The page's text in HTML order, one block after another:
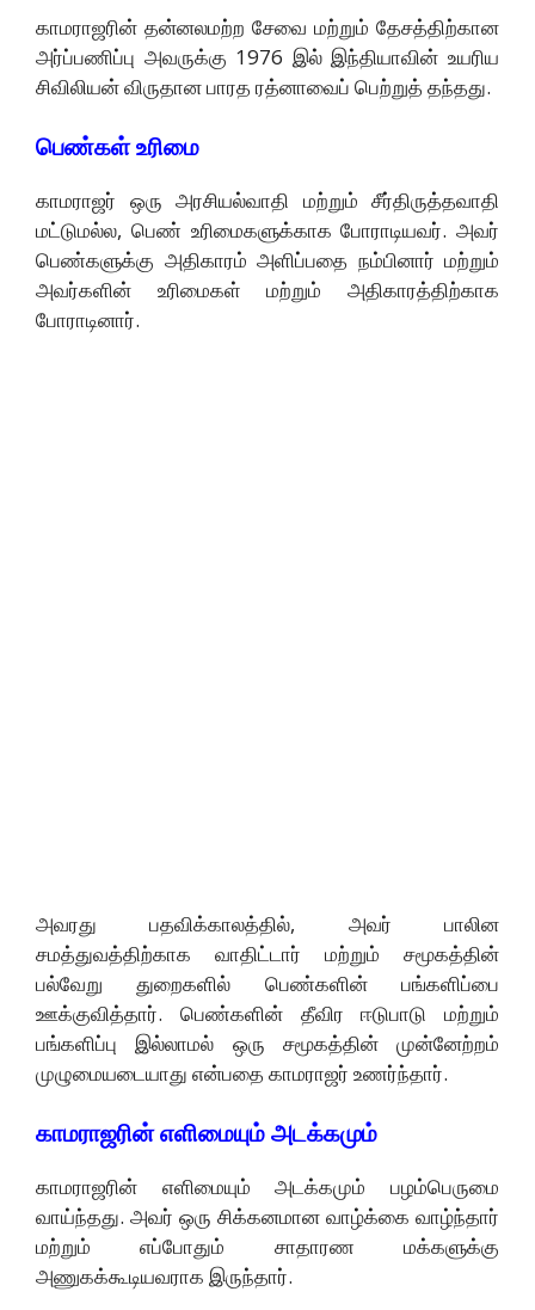
காமராஜரின் தன்னலமற்ற சேவை மற்றும் தேசத்திற்கான
அர்ப்பணிப்பு அவருக்கு 1976 இல் இந்தியாவின் உயரிய
சிவிலியன் விருதான பாரத ரத்னாவைப் பெற்றுத் தந்தது.
பெண்கள் உரிமை
காமராஜர் ஒரு அரசியல்வாதி மற்றும் சீர்திருத்தவாதி
மட்டுமல்ல, பெண் உரிமைகளுக்காக போராடியவர். அவர்
பெண்களுக்கு அதிகாரம் அளிப்பதை நம்பினார் மற்றும்
அவர்களின் உரிமைகள் மற்றும் அதிகாரத்திற்காக
போராடினார்.
அவரது பதவிக்காலத்தில், அவர் பாலின
சமத்துவத்திற்காக வாதிட்டார் மற்றும் சமூகத்தின்
பல்வேறு துறைகளில் பெண்களின் பங்களிப்பை
ஊக்குவித்தார். பெண்களின் தீவிர ஈடுபாடு மற்றும்
பங்களிப்பு இல்லாமல் ஒரு சமூகத்தின் முன்னேற்றம்
முழுமையடையாது என்பதை காமராஜர் உணர்ந்தார்.
காமராஜரின் எளிமையும் அடக்கமும்
காமராஜரின் எளிமையும் அடக்கமும் பழம்பெருமை
வாய்ந்தது. அவர் ஒரு சிக்கனமான வாழ்க்கை வாழ்ந்தார்
மற்றும் எப்போதும் சாதாரண மக்களுக்கு
அணுகக்கூடியவராக இருந்தார்.